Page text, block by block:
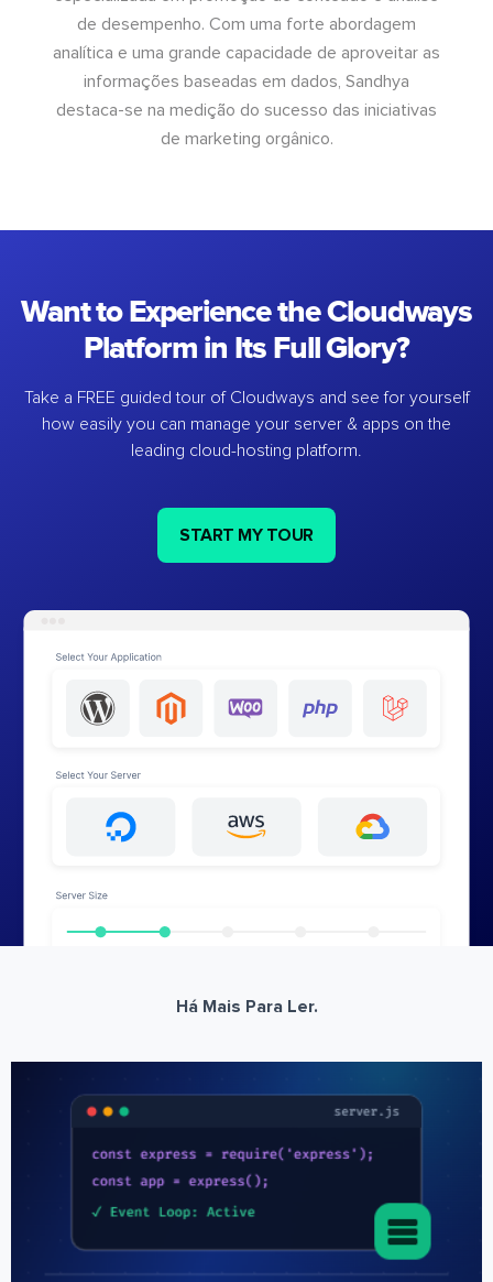
de desempenho. Com uma forte abordagem
analítica e uma grande capacidade de aproveitar as
informações baseadas em dados, Sandhya
destaca-se na medição do sucesso das iniciativas
de marketing orgânico.
Want to Experience the Cloudways
Platform in Its Full Glory?
Take a FREE guided tour of Cloudways and see for yourself
how easily you can manage your server & apps on the
leading cloud-hosting platform.
START MY TOUR
Há Mais Para Ler.